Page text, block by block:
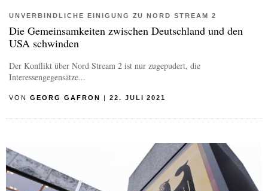
UNVERBINDLICHE EINIGUNG ZU NORD STREAM 2
Die Gemeinsamkeiten zwischen Deutschland und den
USA schwinden
Der Konflikt über Nord Stream 2 ist nur zugepudert, die
Interessengegensätze...
VON GEORG GAFRON 22. JULI 2021